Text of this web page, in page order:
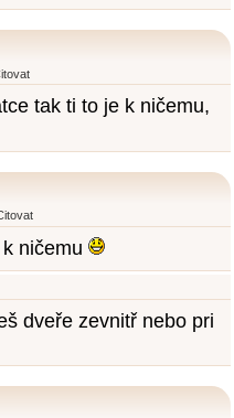
tak ti to je k ničemu,
ničemu
dveře zevnitř nebo pri